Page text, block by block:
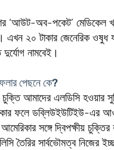
‘আউট-অব-পকেট’ মেডিকেল
এখন ২০ টাকার জেনেরিক ওষুধ
নামবেই।
পেছনে কে?
চুক্তি আমাদের এলডিসি হওয়ার
ফলে ডব্লিউইউটিইউ-এর
সঙ্গে দ্বিপক্ষীয়
তৈরির সার্বভৌমত্ব নিজের